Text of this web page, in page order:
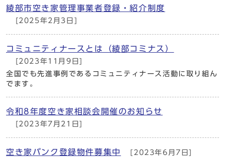
綾部市空き家管理事業者登録・紹介制度
[2025年2月3日]
コミュニティナースとは（綾部コミナス）
[2023年11月9日]
全国でも先進事例であるコミュニティナース活動に取り組ん
でます。
令和8年度空き家相談会開催のお知らせ
[2023年7月21日]
空き家バンク登録物件募集中 [2023年6月7日]